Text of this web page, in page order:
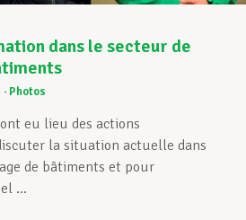
dans le secteur de
Photos
eu lieu des actions
la situation actuelle dans
de bâtiments et pour
...